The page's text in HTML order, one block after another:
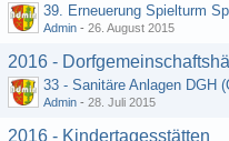
39. Erneuerung Spielturm
Admin - 26. August 2015
2016 -
33 - Sanitäre Anlagen DGH
Admin - 28. Juli 2015
2016 - Kindertagesstätten